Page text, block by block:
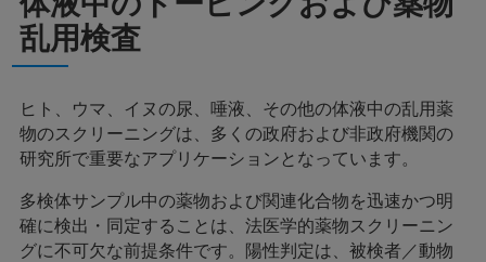
乱用検査
ヒト、ウマ、イヌの尿、唾液、その他の体液中の乱用薬
物のスクリーニングは、多くの政府および非政府機関の
研究所で重要なアプリケーションとなっています。
多検体サンプル中の薬物および関連化合物を迅速かつ明
確に検出・同定することは、法医学的薬物スクリーニン
グに不可欠な前提条件です。陽性判定は、被検者／動物